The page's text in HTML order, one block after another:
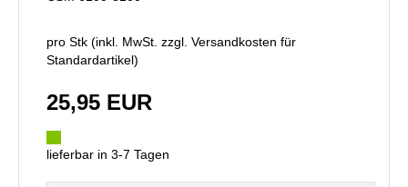
pro Stk (inkl. MwSt. zzgl. Versandkosten für
Standardartikel)
25,95 EUR
lieferbar in 3-7 Tagen